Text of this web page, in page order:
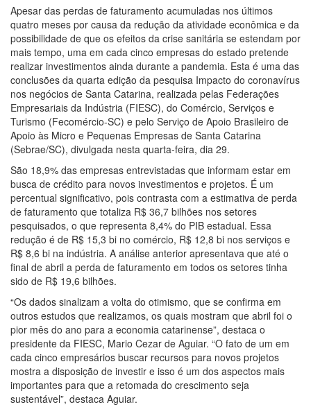
Apesar das perdas de faturamento acumuladas nos últimos
quatro meses por causa da redução da atividade econômica e da
possibilidade de que os efeitos da crise sanitária se estendam por
mais tempo, uma em cada cinco empresas do estado pretende
realizar investimentos ainda durante a pandemia. Esta é uma das
conclusões da quarta edição da pesquisa Impacto do coronavírus
nos negócios de Santa Catarina, realizada pelas Federações
Empresariais da Indústria (FIESC), do Comércio, Serviços e
Turismo (Fecomércio-SC) e pelo Serviço de Apoio Brasileiro de
Apoio às Micro e Pequenas Empresas de Santa Catarina
(Sebrae/SC), divulgada nesta quarta-feira, dia 29.
São 18,9% das empresas entrevistadas que informam estar em
busca de crédito para novos investimentos e projetos. É um
percentual significativo, pois contrasta com a estimativa de perda
de faturamento que totaliza R$ 36,7 bilhões nos setores
pesquisados, o que representa 8,4% do PIB estadual. Essa
redução é de R$ 15,3 bi no comércio, R$ 12,8 bi nos serviços e
R$ 8,6 bi na indústria. A análise anterior apresentava que até o
final de abril a perda de faturamento em todos os setores tinha
sido de R$ 19,6 bilhões.
“Os dados sinalizam a volta do otimismo, que se confirma em
outros estudos que realizamos, os quais mostram que abril foi o
pior mês do ano para a economia catarinense”, destaca o
presidente da FIESC, Mario Cezar de Aguiar. “O fato de um em
cada cinco empresários buscar recursos para novos projetos
mostra a disposição de investir e isso é um dos aspectos mais
importantes para que a retomada do crescimento seja
sustentável”, destaca Aguiar.